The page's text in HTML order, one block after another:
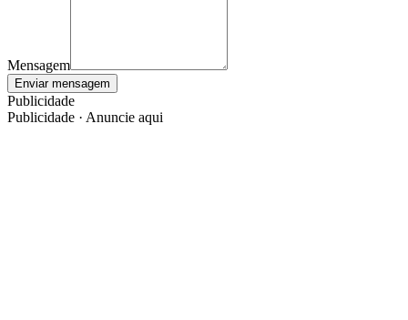
Mensagem
Enviar mensagem
Publicidade
Publicidade · Anuncie aqui